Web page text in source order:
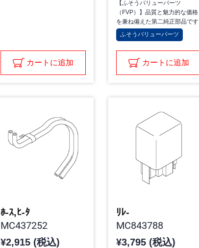
カートに追加
【ふそうバリューパーツ
（FVP）】品質と魅力的な価格
を兼ね備えた第二純正部品です
ふそうバリューパーツ
カートに追加
ﾎ-ｽ,ﾋ-ﾀ
MC437252
¥2,915 (税込)
ﾘﾚ-
MC843788
¥3,795 (税込)